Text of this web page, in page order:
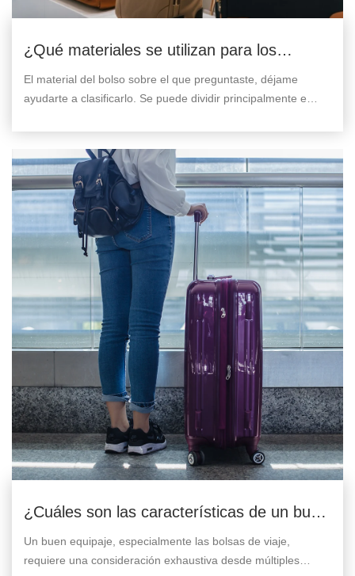
¿Qué materiales se utilizan para los
bolsos?
El material del bolso sobre el que preguntaste, déjame
ayudarte a clasificarlo. Se puede dividir principalmente en
¿Cuáles son las características de un buen
equipaje?
Un buen equipaje, especialmente las bolsas de viaje,
requiere una consideración exhaustiva desde múltiples